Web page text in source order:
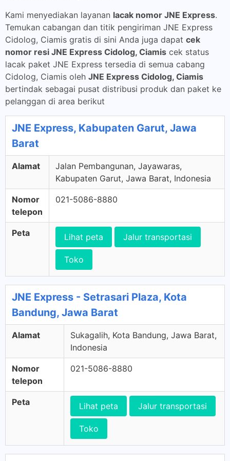
Kami menyediakan layanan lacak nomor JNE Express.
Temukan cabangan dan titik pengiriman JNE Express
Cidolog, Ciamis gratis di sini Anda juga dapat cek
nomor resi JNE Express Cidolog, Ciamis cek status
lacak paket JNE Express tersedia di semua cabang
Cidolog, Ciamis oleh JNE Express Cidolog, Ciamis
bertindak sebagai pusat distribusi produk dan paket ke
pelanggan di area berikut
JNE Express, Kabupaten Garut, Jawa
Barat
Alamat
Jalan Pembangunan, Jayawaras,
Kabupaten Garut, Jawa Barat, Indonesia
Nomor
telepon
021-5086-8880
Peta Lihat peta Jalur transportasi
Toko
JNE Express - Setrasari Plaza, Kota
Bandung, Jawa Barat
Alamat
Sukagalih, Kota Bandung, Jawa Barat,
Indonesia
Nomor
telepon
021-5086-8880
Peta Lihat peta Jalur transportasi
Toko